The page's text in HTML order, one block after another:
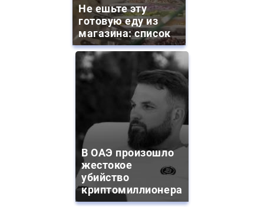
Не ешьте эту
готовую еду из
магазина: список
В ОАЭ произошло
жестокое
убийство
криптомиллионера